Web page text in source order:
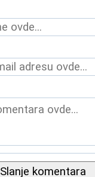
Slanje komentara